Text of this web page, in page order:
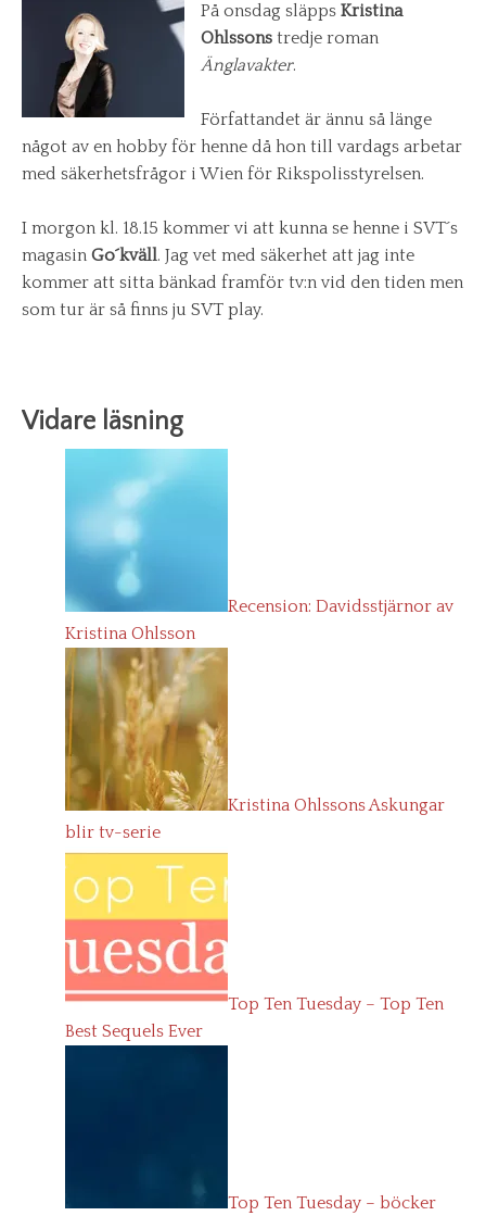
På onsdag släpps Kristina
Ohlssons tredje roman
Änglavakter.
Författandet är ännu så länge
något av en hobby för henne då hon till vardags arbetar
med säkerhetsfrågor i Wien för Rikspolisstyrelsen.
I morgon kl. 18.15 kommer vi att kunna se henne i SVT´s
magasin Go´kväll. Jag vet med säkerhet att jag inte
kommer att sitta bänkad framför tv:n vid den tiden men
som tur är så finns ju SVT play.
Vidare läsning
Recension: Davidsstjärnor av
Kristina Ohlsson
Kristina Ohlssons Askungar
blir tv-serie
Top Ten Tuesday – Top Ten
Best Sequels Ever
Top Ten Tuesday – böcker